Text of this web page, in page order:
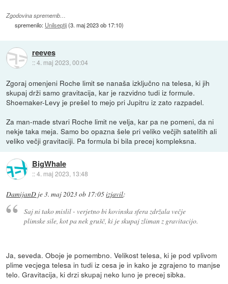
Zgodovina sprememb…
spremenilo: Unilseptij(3. maj 2023 ob 17:10)
reeves
::4. maj 2023, 00:04
Zgoraj omenjeni Roche limit se nanaša izključno na telesa, ki jih
skupaj drži samo gravitacija, kar je razvidno tudi iz formule.
Shoemaker-Levy je prešel to mejo pri Jupitru iz zato razpadel.
Za man-made stvari Roche limit ne velja, kar pa ne pomeni, da ni
nekje taka meja. Samo bo opazna šele pri veliko večjih satelitih ali
veliko večji gravitaciji. Pa formula bi bila precej kompleksna.
BigWhale
::4. maj 2023, 13:48
DamijanD je3. maj 2023 ob 17:05izjavil:
Saj ni tako mislil - verjetno bi kovinska sfera zdržala večje
plimske sile, kot pa nek grušč, ki je skupaj zliman z gravitacijo.
Ja, seveda. Oboje je pomembno. Velikost telesa, ki je pod vplivom
plime vecjega telesa in tudi iz cesa je in kako je zgrajeno to manjse
telo. Gravitacija, ki drzi skupaj neko luno je precej sibka.